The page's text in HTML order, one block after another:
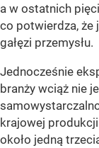
a w ostatnich
co potwierdza, że
gałęzi przemysłu.
Jednocześnie
branży wciąż nie
krajowej
około jedną